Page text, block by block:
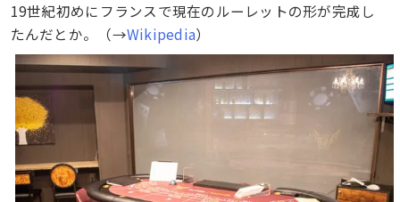
19世紀初めにフランスで現在のルーレットの形が完成し
たんだとか。（→Wikipedia）